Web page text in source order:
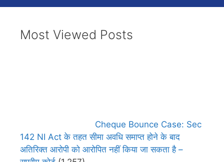
Most Viewed Posts
Cheque Bounce Case: Sec
142 NI Act के तहत सीमा अवधि समाप्त होने के बाद
अतिरिक्त आरोपी को आरोपित नहीं किया जा सकता है –